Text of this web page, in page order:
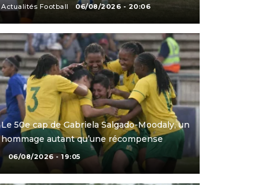
Actualités Football 06/08/2026 - 20:06
Le 50e cap de Gabriela Salgado-Moodaly, un
hommage autant qu’une récompense
06/08/2026 - 19:05